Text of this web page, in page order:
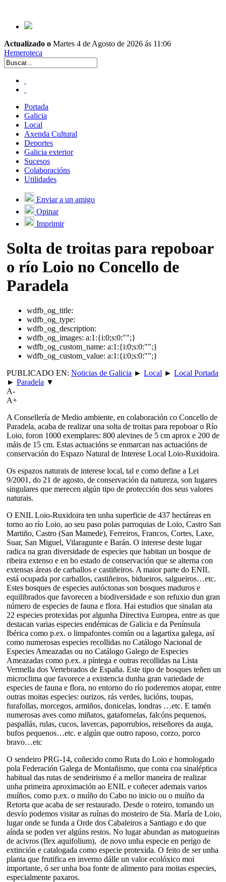
Actualizado o Martes 4 de Agosto de 2026 ás 11:06
Hemeroteca
Portada
Galicia
Local
Axenda Cultural
Deportes
Galicia exterior
Sucesos
Colaboracións
Utilidades
Enviar a un amigo
Opinar
Imprimir
Solta de troitas para repoboar
o río Loio no Concello de
Paradela
wdfb_og_title:
wdfb_og_type:
wdfb_og_description:
wdfb_og_images: a:1:{i:0;s:0:"";}
wdfb_og_custom_name: a:1:{i:0;s:0:"";}
wdfb_og_custom_value: a:1:{i:0;s:0:"";}
PUBLICADO EN: Noticias de Galicia ► Local ► Local Portada
► Paradela ▼
A-
A+
A Consellería de Medio ambiente, en colaboración co Concello de
Paradela, acaba de realizar una solta de troitas para repoboar o Río
Loio, foron 1000 exemplares: 800 alevines de 5 cm aprox e 200 de
máis de 15 cm. Estas actuacións se enmarcan nas actuacións de
conservación do Espazo Natural de Interese Local Loio-Ruxidoira.
Os espazos naturais de interese local, tal e como define a Lei
9/2001, do 21 de agosto, de conservación da natureza, son lugares
singulares que merecen algún tipo de protección dos seus valores
naturais.
O ENIL Loio-Ruxidoira ten unha superficie de 437 hectáreas en
torno ao río Loio, ao seu paso polas parroquias de Loio, Castro San
Martiño, Castro (San Mamede), Ferreiros, Francos, Cortes, Laxe,
Suar, San Miguel, Vilaragunte e Barán. O interese deste lugar
radica na gran diversidade de especies que habitan un bosque de
ribeira extenso e en bo estado de conservación que se alterna con
extensas áreas de carballos e castiñeiros. A maior parte do ENIL
está ocupada por carballos, castiñeiros, bidueiros, salgueiros…etc.
Estes bosques de especies autóctonas son bosques maduros e
equilibrados que favorecen a biodiversidade e son refuxio dun gran
número de especies de fauna e flora. Hai estudios que sinalan ata
22 especies protexidas por algunha Directiva Europea, entre as que
destacan varias especies endémicas de Galicia e da Península
Ibérica como p.ex. o limpafontes común ou a lagartixa galega, así
como numerosas especies recollidas no Catálogo Nacional de
Especies Ameazadas ou no Catálogo Galego de Especies
Ameazadas como p.ex. a píntega e outras recollidas na Lista
Vermella dos Vertebrados de España. Este tipo de bosques teñen un
microclima que favorece a existencia dunha gran variedade de
especies de fauna e flora, no entorno do río poderemos atopar, entre
outras moitas especies: ourizos, rás verdes, lucións, toupas,
furafollas, morcegos, armiños, donicelas, londras …etc. E tamén
numerosas aves como miñatos, gatafornelas, falcóns pequenos,
paspallás, rulas, cucos, lavercas, paporrubios, reiseñores da auga,
bufos pequenos…etc. e algún que outro raposo, corzo, porco
bravo…etc
O sendeiro PRG-14, coñecido como Ruta do Loio e homologado
pola Federación Galega de Montañismo, que conta coa sinaléptica
habitual das rutas de sendeirismo é a mellor maneira de realizar
unha primeira aproximación ao ENIL e coñecer ademais varios
muíños, como p.ex. o muíño do Cabo no inicio ou o muíño da
Retorta que acaba de ser restaurado. Desde o roteiro, tomando un
desvío podemos visitar as ruínas do mosteiro de Sta. María de Loio,
lugar onde se funda a Orde dos Cabaleiros a Santiago e do que
aínda se poden ver algúns restos. No lugar abundan as matogueiras
de acivros (Ilex aquifolium), de novo unha especie en perigo de
extinción e catalogada como especie protexida. O feito de ser unha
planta que frutifica en inverno dálle un valor ecolóxico moi
importante, ó ser unha boa fonte de alimento para moitas especies,
especialmente paxaros.